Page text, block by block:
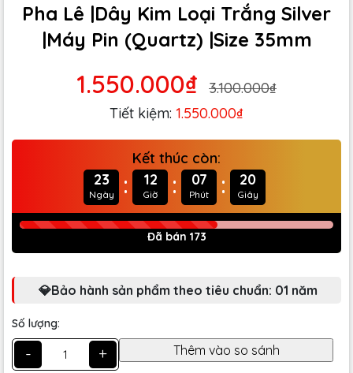
Pha Lê |Dây Kim Loại Trắng Silver
|Máy Pin (Quartz) |Size 35mm
1.550.000₫
3.100.000₫
Tiết kiệm: 1.550.000₫
Kết thúc còn:
23
Ngày : 12
Giờ : 07
Phút : 19
Giây
Đã bán 173
💎Bảo hành sản phẩm theo tiêu chuẩn: 01 năm
Số lượng:
- +